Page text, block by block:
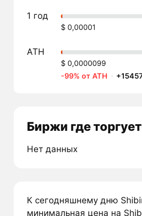
1 год
$ 0,00001
ATH
$ 0,0000099
-99% от ATH ·
Биржи где
Нет данных
К сегодняшнему дню
минимальная цена на